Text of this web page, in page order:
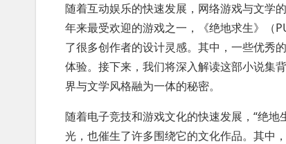
随着互动娱乐的快速发展，网络游戏与文学
年来最受欢迎的游戏之一，《绝地求生》（
了很多创作者的设计灵感。其中，一些优秀
体验。接下来，我们将深入解读这部小说集
界与文学风格融为一体的秘密。
随着电子竞技和游戏文化的快速发展，“绝
光，也催生了许多围绕它的文化作品。其中